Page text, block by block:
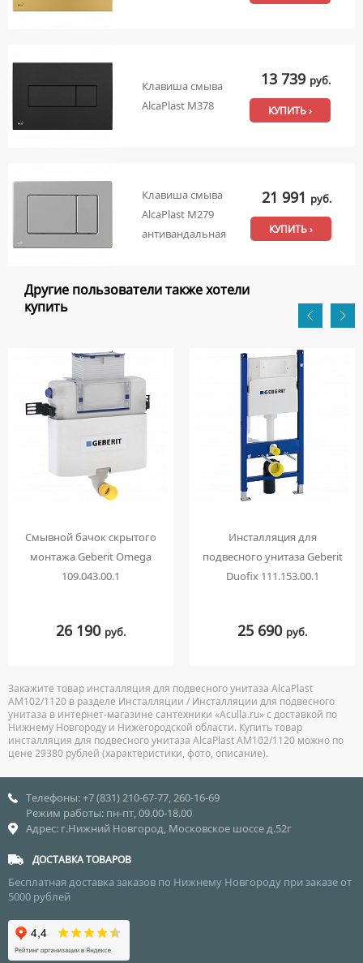
Клавиша смыва
AlcaPlast M378
13 739 руб.
КУПИТЬ ›
Клавиша смыва
AlcaPlast M279
антивандальная
21 991 руб.
КУПИТЬ ›
Другие пользователи также хотели
купить
Смывной бачок скрытого
монтажа Geberit Omega
109.043.00.1
26 190 руб.
Инсталляция для
подвесного унитаза Geberit
Duofix 111.153.00.1
25 690 руб.
Закажите товар инсталляция для подвесного унитаза AlcaPlast
AM102/1120 в разделе Инсталляции / Инсталляции для подвесного
унитаза в интернет-магазине сантехники «Aculla.ru» с доставкой по
Нижнему Новгороду и Нижегородской области. Купить товар
инсталляция для подвесного унитаза AlcaPlast AM102/1120 можно по
цене 29380 рублей (характеристики, фото, описание).
Телефоны: +7 (831) 210-67-77, 260-16-69
Режим работы: пн-пт, 09.00-18.00
Адрес: г.Нижний Новгород, Московское шоссе д.52г
ДОСТАВКА ТОВАРОВ
Бесплатная доставка заказов по Нижнему Новгороду при заказе от
5000 рублей